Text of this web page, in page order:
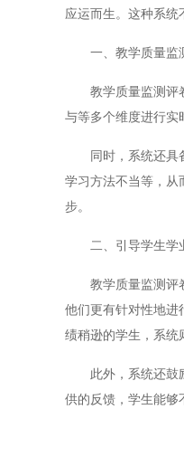
应运而生。这种系统
一、教学质量监
教学质量监测评卷
与等多个维度进行实
同时，系统还具备
学习方法不当等，从
步。
二、引导学生学
教学质量监测评卷
他们更有针对性地进
绩稍逊的学生，系统
此外，系统还鼓励
供的反馈，学生能够